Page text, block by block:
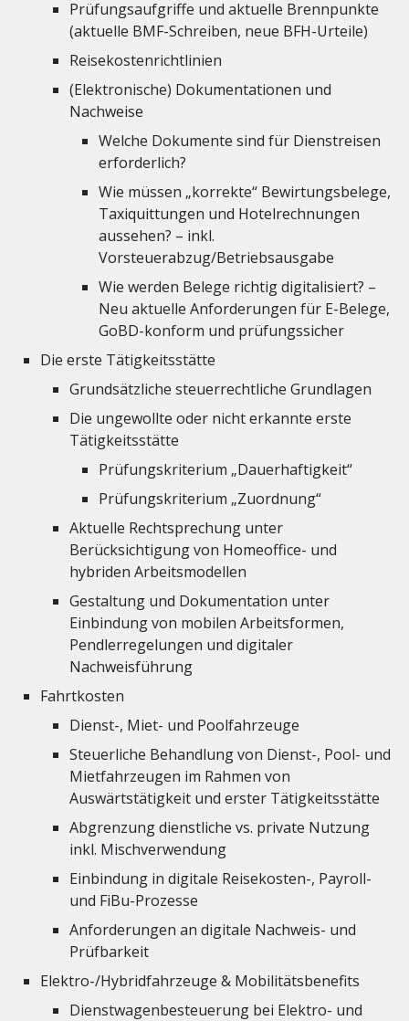
Prüfungsaufgriffe und aktuelle Brennpunkte
(aktuelle BMF-Schreiben, neue BFH-Urteile)
Reisekostenrichtlinien
(Elektronische) Dokumentationen und
Nachweise
Welche Dokumente sind für Dienstreisen
erforderlich?
Wie müssen „korrekte“ Bewirtungsbelege,
Taxiquittungen und Hotelrechnungen
aussehen? – inkl.
Vorsteuerabzug/Betriebsausgabe
Wie werden Belege richtig digitalisiert? –
Neu aktuelle Anforderungen für E-Belege,
GoBD-konform und prüfungssicher
Die erste Tätigkeitsstätte
Grundsätzliche steuerrechtliche Grundlagen
Die ungewollte oder nicht erkannte erste
Tätigkeitsstätte
Prüfungskriterium „Dauerhaftigkeit“
Prüfungskriterium „Zuordnung“
Aktuelle Rechtsprechung unter
Berücksichtigung von Homeoffice- und
hybriden Arbeitsmodellen
Gestaltung und Dokumentation unter
Einbindung von mobilen Arbeitsformen,
Pendlerregelungen und digitaler
Nachweisführung
Fahrtkosten
Dienst-, Miet- und Poolfahrzeuge
Steuerliche Behandlung von Dienst-, Pool- und
Mietfahrzeugen im Rahmen von
Auswärtstätigkeit und erster Tätigkeitsstätte
Abgrenzung dienstliche vs. private Nutzung
inkl. Mischverwendung
Einbindung in digitale Reisekosten-, Payroll-
und FiBu-Prozesse
Anforderungen an digitale Nachweis- und
Prüfbarkeit
Elektro-/Hybridfahrzeuge & Mobilitätsbenefits
Dienstwagenbesteuerung bei Elektro- und